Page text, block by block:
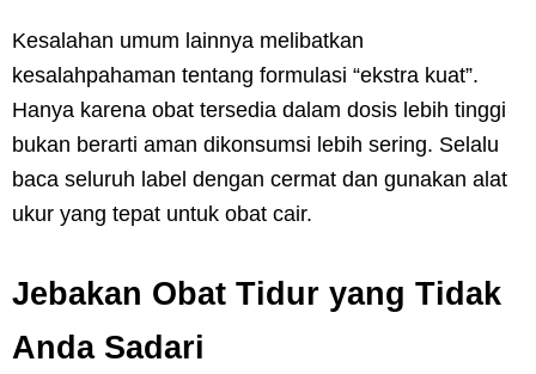
Kesalahan umum lainnya melibatkan
kesalahpahaman tentang formulasi “ekstra kuat”.
Hanya karena obat tersedia dalam dosis lebih tinggi
bukan berarti aman dikonsumsi lebih sering. Selalu
baca seluruh label dengan cermat dan gunakan alat
ukur yang tepat untuk obat cair.
Jebakan Obat Tidur yang Tidak
Anda Sadari